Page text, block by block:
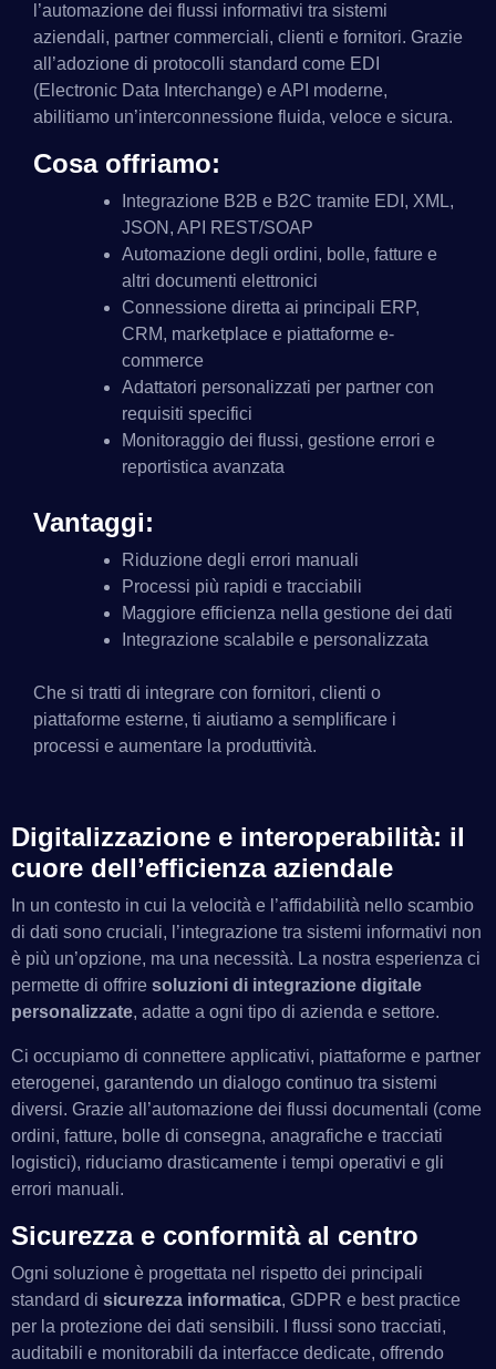
l’automazione dei flussi informativi tra sistemi
aziendali, partner commerciali, clienti e fornitori. Grazie
all’adozione di protocolli standard come EDI
(Electronic Data Interchange) e API moderne,
abilitiamo un’interconnessione fluida, veloce e sicura.
Cosa offriamo:
Integrazione B2B e B2C tramite EDI, XML,
JSON, API REST/SOAP
Automazione degli ordini, bolle, fatture e
altri documenti elettronici
Connessione diretta ai principali ERP,
CRM, marketplace e piattaforme e-
commerce
Adattatori personalizzati per partner con
requisiti specifici
Monitoraggio dei flussi, gestione errori e
reportistica avanzata
Vantaggi:
Riduzione degli errori manuali
Processi più rapidi e tracciabili
Maggiore efficienza nella gestione dei dati
Integrazione scalabile e personalizzata
Che si tratti di integrare con fornitori, clienti o
piattaforme esterne, ti aiutiamo a semplificare i
processi e aumentare la produttività.
Digitalizzazione e interoperabilità: il
cuore dell’efficienza aziendale
In un contesto in cui la velocità e l’affidabilità nello scambio
di dati sono cruciali, l’integrazione tra sistemi informativi non
è più un’opzione, ma una necessità. La nostra esperienza ci
permette di offrire soluzioni di integrazione digitale
personalizzate, adatte a ogni tipo di azienda e settore.
Ci occupiamo di connettere applicativi, piattaforme e partner
eterogenei, garantendo un dialogo continuo tra sistemi
diversi. Grazie all’automazione dei flussi documentali (come
ordini, fatture, bolle di consegna, anagrafiche e tracciati
logistici), riduciamo drasticamente i tempi operativi e gli
errori manuali.
Sicurezza e conformità al centro
Ogni soluzione è progettata nel rispetto dei principali
standard di sicurezza informatica, GDPR e best practice
per la protezione dei dati sensibili. I flussi sono tracciati,
auditabili e monitorabili da interfacce dedicate, offrendo